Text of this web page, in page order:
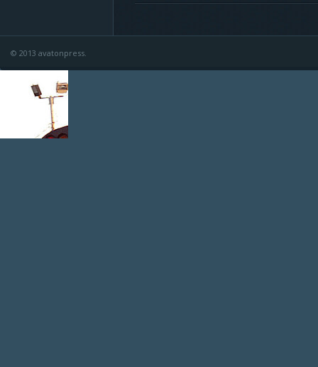
© 2013 avatonpress.